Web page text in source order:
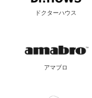
ドクターハウス
アマブロ